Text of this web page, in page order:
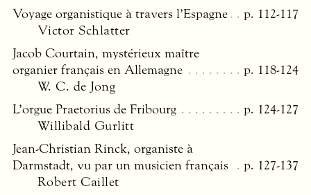
Voyage organistique à travers l’Espagne
p. 112-117
Victor Schlatter
Jacob Courtain, mystérieux maître
organier français en Allemagne
p. 118-124
W. C. de Jong
L’orgue Praetorius de Fribourg
p. 124-127
Willibald Gurlitt
Jean-Christian Rinck, organiste à
Darmstadt, vu par un musicien français
p. 127-137
Robert Caillet